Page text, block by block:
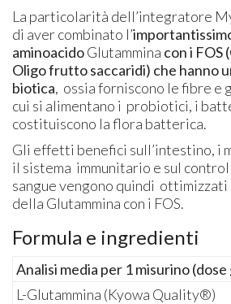
La particolarità dell’integratore
di aver combinato l’
aminoacidoGlutammina con i
Oligo frutto saccaridi) che hanno
biotica, ossia forniscono le fibre e
cui si alimentano i probiotici, i
costituiscono la flora batterica.
Gli effetti benefici sull’intestino, i
il sistema immunitario e sul
sangue vengono quindi ottimizzati
della Glutammina con i FOS.
Formula e ingredienti
Analisi media per 1 misurino
L-Glutammina (Kyowa Quality®)